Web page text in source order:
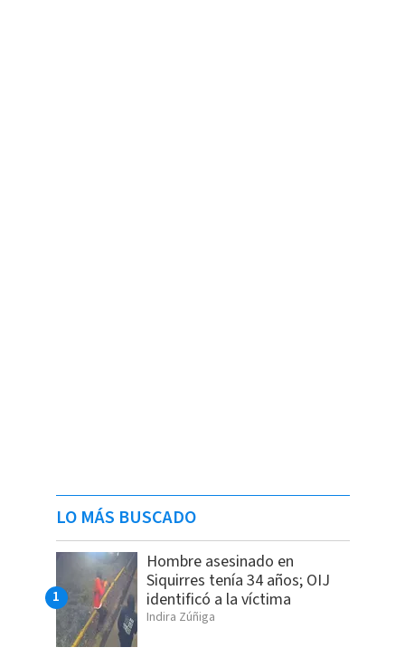
LO MÁS BUSCADO
Hombre asesinado en
Siquirres tenía 34 años; OIJ
identificó a la víctima
Indira Zúñiga